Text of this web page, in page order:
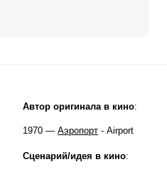
Автор оригинала в кино:
1970 — Аэропорт - Airport
Сценарий/идея в кино: